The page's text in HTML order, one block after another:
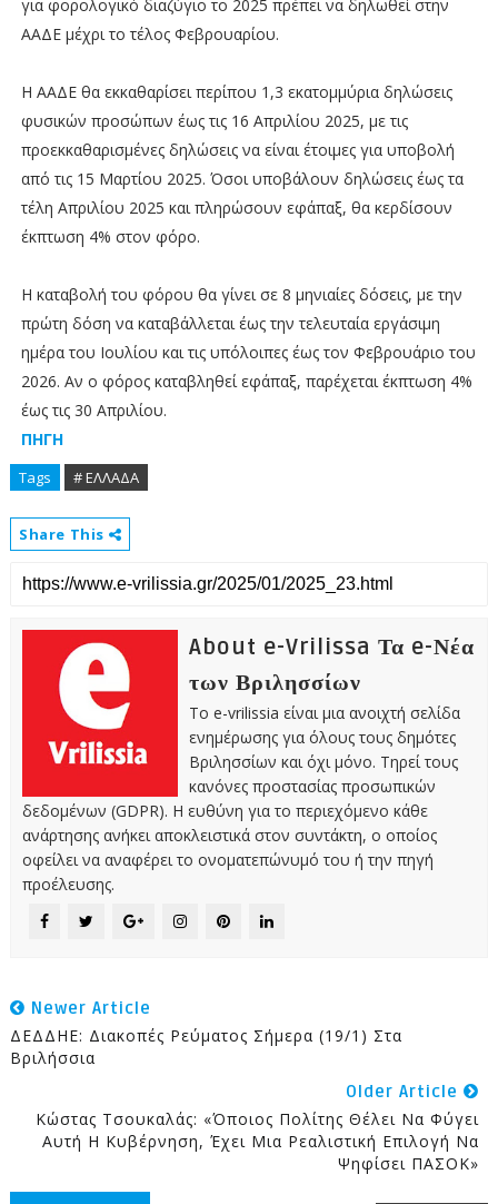
για φορολογικό διαζύγιο το 2025 πρέπει να δηλωθεί στην
ΑΑΔΕ μέχρι το τέλος Φεβρουαρίου.
Η ΑΑΔΕ θα εκκαθαρίσει περίπου 1,3 εκατομμύρια δηλώσεις
φυσικών προσώπων έως τις 16 Απριλίου 2025, με τις
προεκκαθαρισμένες δηλώσεις να είναι έτοιμες για υποβολή
από τις 15 Μαρτίου 2025. Όσοι υποβάλουν δηλώσεις έως τα
τέλη Απριλίου 2025 και πληρώσουν εφάπαξ, θα κερδίσουν
έκπτωση 4% στον φόρο.
Η καταβολή του φόρου θα γίνει σε 8 μηνιαίες δόσεις, με την
πρώτη δόση να καταβάλλεται έως την τελευταία εργάσιμη
ημέρα του Ιουλίου και τις υπόλοιπες έως τον Φεβρουάριο του
2026. Αν ο φόρος καταβληθεί εφάπαξ, παρέχεται έκπτωση 4%
έως τις 30 Απριλίου.
ΠΗΓΗ
Tags # ΕΛΛΑΔΑ
Share This
About e-Vrilissa Τα e-Νέα
των Βριλησσίων
Το e-vrilissia είναι μια ανοιχτή σελίδα
ενημέρωσης για όλους τους δημότες
Βριλησσίων και όχι μόνο. Τηρεί τους
κανόνες προστασίας προσωπικών
δεδομένων (GDPR). Η ευθύνη για το περιεχόμενο κάθε
ανάρτησης ανήκει αποκλειστικά στον συντάκτη, ο οποίος
οφείλει να αναφέρει το ονοματεπώνυμό του ή την πηγή
προέλευσης.
Newer Article
ΔΕΔΔΗΕ: Διακοπές Ρεύματος Σήμερα (19/1) Στα
Βριλήσσια
Older Article
Κώστας Τσουκαλάς: «Όποιος Πολίτης Θέλει Να Φύγει
Αυτή Η Κυβέρνηση, Έχει Μια Ρεαλιστική Επιλογή Να
Ψηφίσει ΠΑΣΟΚ»